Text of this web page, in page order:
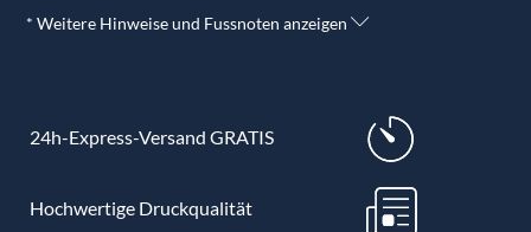
* Weitere Hinweise und Fussnoten anzeigen
24h-Express-Versand GRATIS
Hochwertige Druckqualität